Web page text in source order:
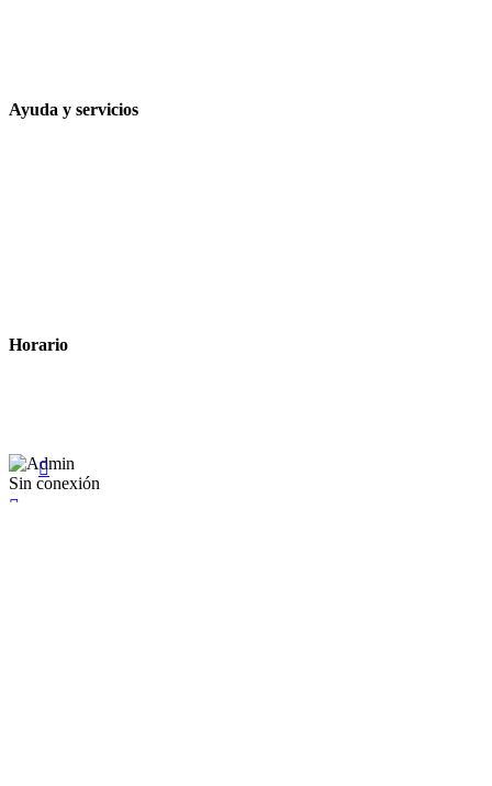
Ayuda y servicios
Horario
Sin conexión

